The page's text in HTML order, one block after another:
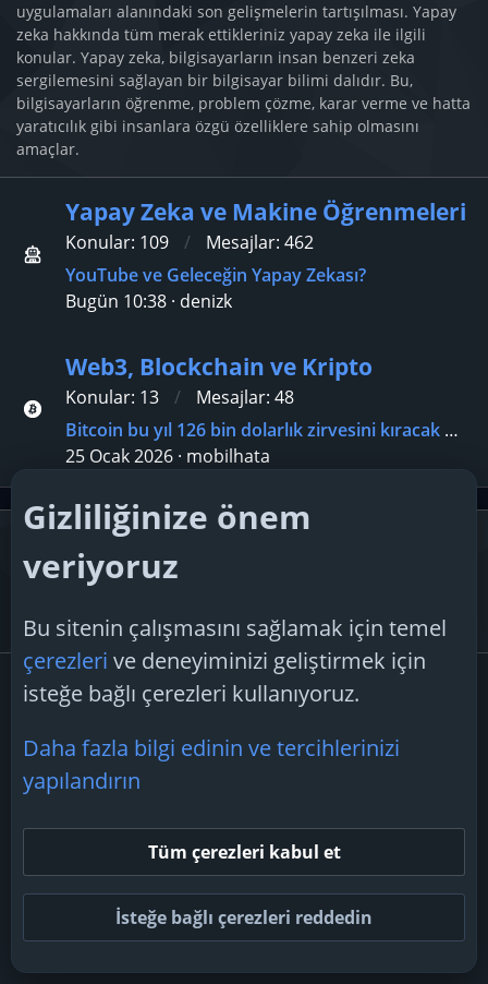
uygulamaları alanındaki son gelişmelerin tartışılması. Yapay
zeka hakkında tüm merak ettikleriniz yapay zeka ile ilgili
konular. Yapay zeka, bilgisayarların insan benzeri zeka
sergilemesini sağlayan bir bilgisayar bilimi dalıdır. Bu,
bilgisayarların öğrenme, problem çözme, karar verme ve hatta
yaratıcılık gibi insanlara özgü özelliklere sahip olmasını
amaçlar.
Yapay Zeka ve Makine Öğrenmeleri
Konular 109 Mesajlar 462
YouTube ve Geleceğin Yapay Zekası?
Bugün 10:38 denizk
Web3, Blockchain ve Kripto
Konular 13 Mesajlar 48
Bitcoin bu yıl 126 bin dolarlık zirvesini kıracak mı?
25 Ocak 2026 mobilhata
Pazar Yeri İlanlar ve Motivason
Topluluk üyelerinin birbirleriyle doğrudan teknoloji ürünleri
köşesinde motivasyonlarını da arttırabilirler.
Satın Almak İstiyorum
Bugün 01:06
Zihinsel ve Fiziksel Sağlık ve
Motivasyon
Konular 54 Mesajlar
117
kadın erkek ilişkileri 31 Temmuz 2026 refik2100
Gizliliğinize önem
veriyoruz
Bu sitenin çalışmasını sağlamak için temel
çerezleri ve deneyiminizi geliştirmek için
isteğe bağlı çerezleri kullanıyoruz.
Daha fazla bilgi edinin ve tercihlerinizi
yapılandırın
Tüm çerezleri kabul et
İsteğe bağlı çerezleri reddedin